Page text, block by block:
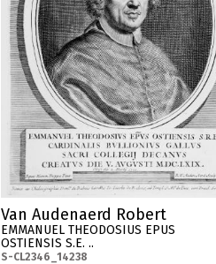
Van Audenaerd Robert
EMMANUEL THEODOSIUS EPUS
OSTIENSIS S.E. ..
S-CL2346_14238